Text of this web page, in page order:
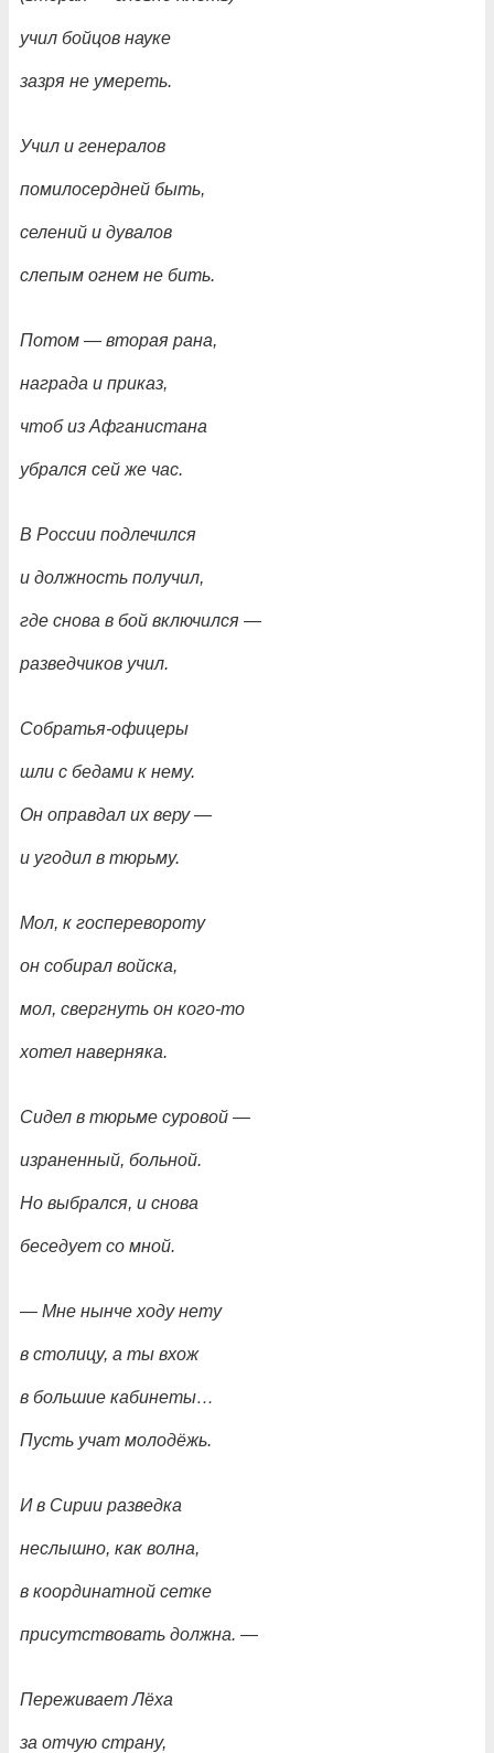
учил бойцов науке
зазря не умереть.
Учил и генералов
помилосердней быть,
селений и дувалов
слепым огнем не бить.
Потом — вторая рана,
награда и приказ,
чтоб из Афганистана
убрался сей же час.
В России подлечился
и должность получил,
где снова в бой включился —
разведчиков учил.
Собратья-офицеры
шли с бедами к нему.
Он оправдал их веру —
и угодил в тюрьму.
Мол, к госперевороту
он собирал войска,
мол, свергнуть он кого-то
хотел наверняка.
Сидел в тюрьме суровой —
израненный, больной.
Но выбрался, и снова
беседует со мной.
— Мне нынче ходу нету
в столицу, а ты вхож
в большие кабинеты…
Пусть учат молодёжь.
И в Сирии разведка
неслышно, как волна,
в координатной сетке
присутствовать должна. —
Переживает Лёха
за отчую страну,